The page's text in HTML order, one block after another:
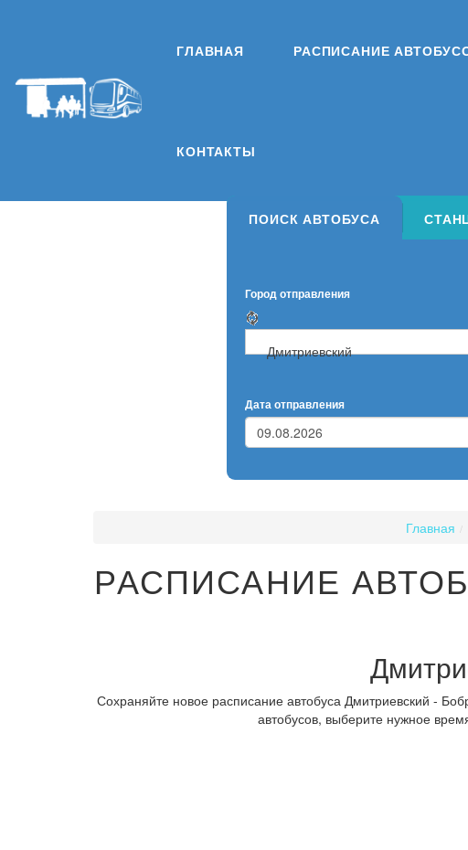
ГЛАВНАЯ РАСПИСАНИЕ
КОНТАКТЫ
ПОИСК АВТОБУСА
Город отправления
Дмитриевский
Дата отправления
Главная
РАСПИСАНИЕ
Сохраняйте новое расписание автобуса Дмитриевский -
автобусов, выберите нужное